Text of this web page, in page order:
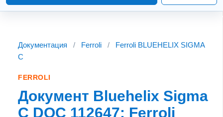
Документация / Ferroli /
Ferroli BLUEHELIX SIGMA
C
FERROLI
Документ Bluehelix Sigma
C DOC 112647: Ferroli